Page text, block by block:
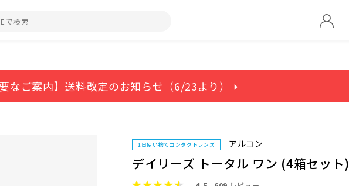
要なご案内】送料改定のお知らせ（6/23より） ⏵
1日使い捨てコンタクトレンズ アルコン
デイリーズ トータル ワン (4箱セット)